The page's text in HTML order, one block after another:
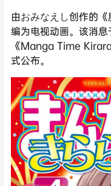
由おみなえし创作的
编为电视动画。该消
《Manga Time
式公布。